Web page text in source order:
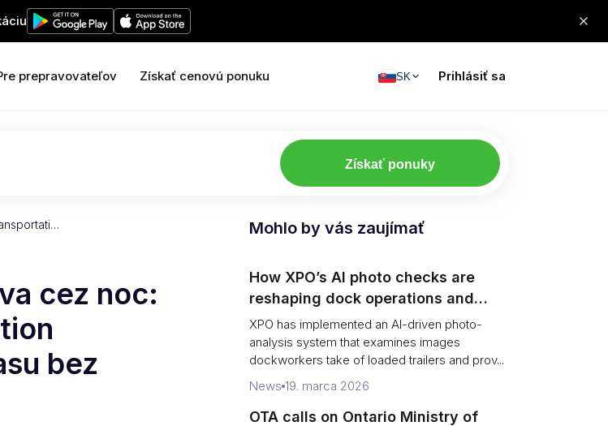
prepravovateľov Získať cenovú ponuku SK Prihlásiť sa
Získať ponuky
cez noc:
bez
Mohlo by vás zaujímať
How XPO’s AI photo checks are
reshaping dock operations and
service response
XPO has implemented an AI-driven photo-
analysis system that examines images
dockworkers take of loaded trailers and prov...
News 19. marca 2026
OTA calls on Ontario Ministry of